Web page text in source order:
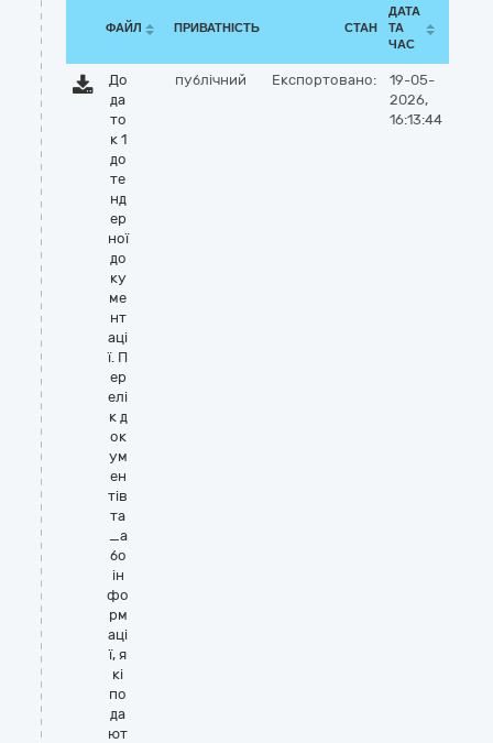
ФАЙЛ ПРИВАТНІСТЬ СТАН
ДАТА
ТА
ЧАС
До
да
то
к 1
до
те
нд
ер
ної
до
ку
ме
нт
аці
ї. П
ер
елі
к д
ок
ум
ен
тів
та
_а
бо
ін
фо
рм
аці
ї, я
кі
по
да
ют
публічний Експортовано:
19-05-
2026,
16:13:44